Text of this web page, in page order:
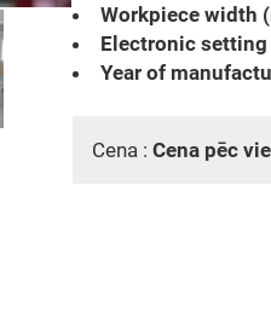
Workpiece width
Electronic setting
Year of
Cena : Cena pēc